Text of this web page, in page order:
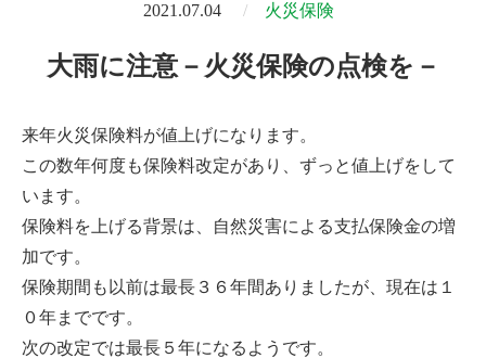
2021.07.04 火災保険
大雨に注意－火災保険の点検を－
来年火災保険料が値上げになります。
この数年何度も保険料改定があり、ずっと値上げをして
います。
保険料を上げる背景は、自然災害による支払保険金の増
加です。
保険期間も以前は最長３６年間ありましたが、現在は１
０年までです。
次の改定では最長５年になるようです。